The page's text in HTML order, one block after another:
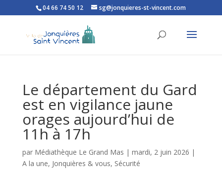
Ouvrir la barre d’outils
04 66 74 50 12 sg@jonquieres-st-vincent.com
Le département du Gard
est en vigilance jaune
orages aujourd’hui de
11h à 17h
par Médiathèque Le Grand Mas | mardi, 2 juin 2026 |
A la une, Jonquières & vous, Sécurité